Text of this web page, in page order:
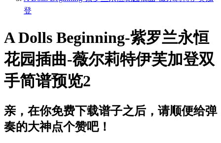
登
A Dolls Beginning-紫罗兰永恒
花园插曲-薇尔莉特伊芙加登双
手简谱预览2
亲，在你免费下载谱子之后，请顺便给弹
奏的大神点个赞吧！